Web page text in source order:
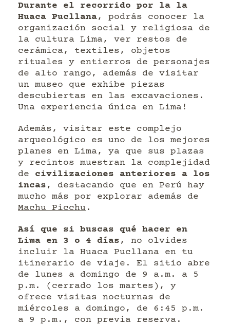
Durante el recorrido por la la
Huaca Pucllana, podrás conocer la
organización social y religiosa de
la cultura Lima, ver restos de
cerámica, textiles, objetos
rituales y entierros de personajes
de alto rango, además de visitar
un museo que exhibe piezas
descubiertas en las excavaciones.
Una experiencia única en Lima!
Además, visitar este complejo
arqueológico es uno de los mejores
planes en Lima, ya que sus plazas
y recintos muestran la complejidad
de civilizaciones anteriores a los
incas , destacando que en Perú hay
mucho más por explorar además de
Machu Picchu .
Así que si buscas qué hacer en
Lima en 3 o 4 días , no olvides
incluir la Huaca Pucllana en tu
itinerario de viaje. El sitio abre
de lunes a domingo de 9 a.m. a 5
p.m. (cerrado los martes), y
ofrece visitas nocturnas de
miércoles a domingo, de 6:45 p.m.
a 9 p.m., con previa reserva.